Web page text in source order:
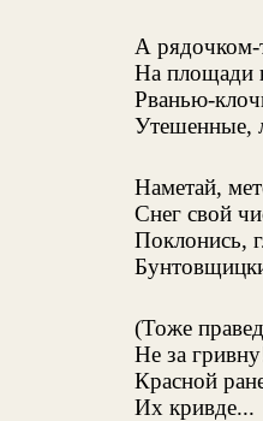
А рядочком-
На площади
Рванью-
Утешенные,
Наметай,
Снег свой
Поклонись,
(Тоже
Не за
Красной
Их кривде...